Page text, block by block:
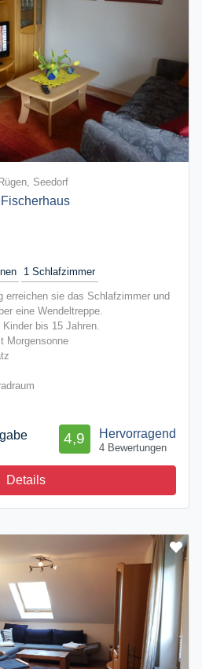
Seedorf
1 Schlafzimmer
erreichen sie das Schlafzimmer und
eine Wendeltreppe.
bis 15 Jahren.
Morgensonne
Hervorragend
4,9
4 Bewertungen
Details